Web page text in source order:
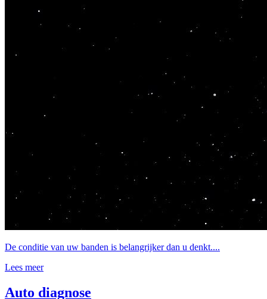
De conditie van uw banden is belangrijker dan u denkt....
Lees meer
Auto diagnose